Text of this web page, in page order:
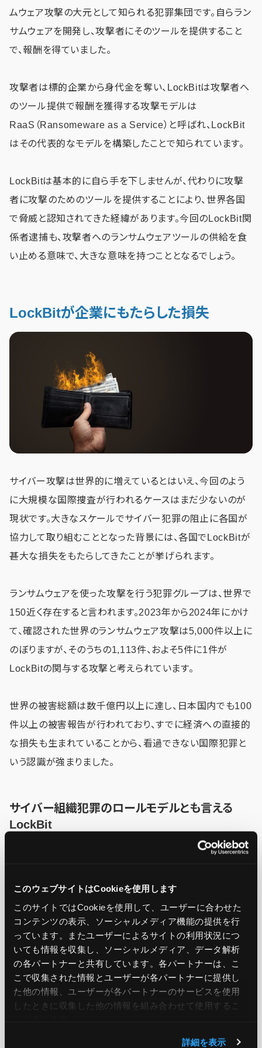
このウェブサイトはCookieを使用します
このサイトではCookieを使用して、ユーザーに合わせた
コンテンツの表示、ソーシャルメディア機能の提供を行
っています。またユーザーによるサイトの利用状況につ
いても情報を収集し、ソーシャルメディア、データ解析
の各パートナーと共有しています。各パートナーは、こ
こで収集された情報とユーザーが各パートナーに提供し
た他の情報、ユーザーが各パートナーのサービスを使用
したときに収集した他の情報を組み合わせて使用​​するこ
詳細を表示
ムウェア攻撃の大元として知られる犯罪集団です。自らラン
サムウェアを開発し、攻撃者にそのツールを提供すること
で、報酬を得ていました。
攻撃者は標的企業から身代金を奪い、LockBitは攻撃者へ
のツール提供で報酬を獲得する攻撃モデルは
RaaS（Ransomeware as a Service）と呼ばれ、LockBit
はその代表的なモデルを構築したことで知られています。
LockBitは基本的に自ら手を下しませんが、代わりに攻撃
者に攻撃のためのツールを提供することにより、世界各国
で脅威と認知されてきた経緯があります。今回のLockBit関
係者逮捕も、攻撃者へのランサムウェアツールの供給を食
い止める意味で、大きな意味を持つこととなるでしょう。
LockBitが企業にもたらした損失
サイバー攻撃は世界的に増えているとはいえ、今回のよう
に大規模な国際捜査が行われるケースはまだ少ないのが
現状です。大きなスケールでサイバー犯罪の阻止に各国が
協力して取り組むこととなった背景には、各国でLockBitが
甚大な損失をもたらしてきたことが挙げられます。
ランサムウェアを使った攻撃を行う犯罪グループは、世界で
150近く存在すると言われます。2023年から2024年にかけ
て、確認された世界のランサムウェア攻撃は5,000件以上に
のぼりますが、そのうちの1,113件、およそ5件に1件が
LockBitの関与する攻撃と考えられています。
世界の被害総額は数千億円以上に達し、日本国内でも100
件以上の被害報告が行われており、すでに経済への直接的
な損失も生まれていることから、看過できない国際犯罪と
いう認識が強まりました。
サイバー組織犯罪のロールモデルとも言える
LockBit
LockBitがここまで大規模にランサムウェア攻撃を行えるよ
いたことはもちろん、報奨金システムを立ち上げていたこと
も土台にあります。
LockBitが構築した攻撃システムの脆弱性を報告すること
で、報告者に報奨金を支払うという、近年のIT企業が採用す
るホワイトハッカー制度のような仕組みを整備するほど、高
度で組織的な活動が行われていました。
今回のLockBit関係者の逮捕により、すでに当局によってサ